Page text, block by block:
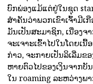
ບົກພ່ອງແມ້ແຕ່ຢູ່ໃນຊຸດ
ສໍາຄັນວ່າພວກເຂົາເຈົ້າມີເ
ມັນເປັນສະມາຊິກ, ເນື່ອງຈ
ຈະເຈາະເຂົ້າໄປໃນໂດຍເ
ກ່າວ, ຈະກາຍເປັນລິເລີ່ມ
ຫາຍຕົວໄປຂອງເງິນຈາກບັ
ໃນ roaming ລະຫວ່າງພ